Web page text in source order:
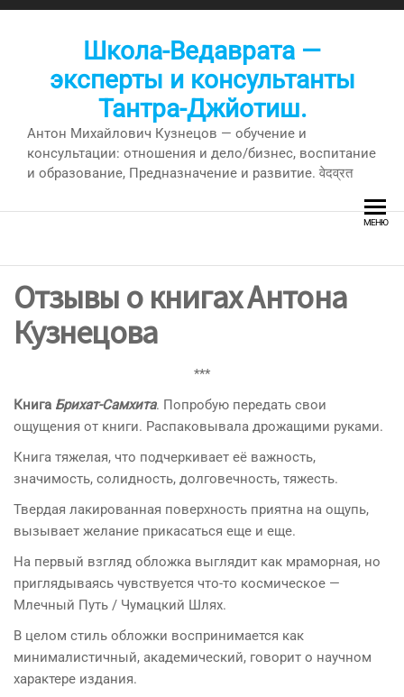
Перейти
Школа-Ведаврата —
эксперты и консультанты
Тантра-Джйотиш.
Антон Михайлович Кузнецов — обучение и
консультации: отношения и дело/бизнес, воспитание
и образование, Предназначение и развитие. वेदव्रत
МЕНЮ
Отзывы о книгах Антона
Кузнецова
***
Книга Брихат-Самхита. Попробую передать свои
ощущения от книги. Распаковывала дрожащими руками.
Книга тяжелая, что подчеркивает её важность,
значимость, солидность, долговечность, тяжесть.
Твердая лакированная поверхность приятна на ощупь,
вызывает желание прикасаться еще и еще.
На первый взгляд обложка выглядит как мраморная, но
приглядываясь чувствуется что-то космическое —
Млечный Путь / Чумацкий Шлях.
В целом стиль обложки воспринимается как
минималистичный, академический, говорит о научном
характере издания.